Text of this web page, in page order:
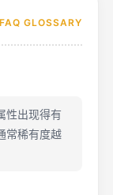
FAQ GLOSSARY
性出现得有
常稀有度越